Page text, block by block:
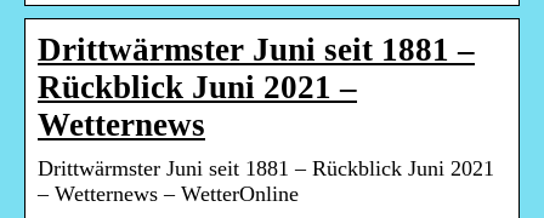
Drittwärmster Juni seit 1881 –
Rückblick Juni 2021 –
Wetternews
Drittwärmster Juni seit 1881 – Rückblick Juni 2021
– Wetternews – WetterOnline